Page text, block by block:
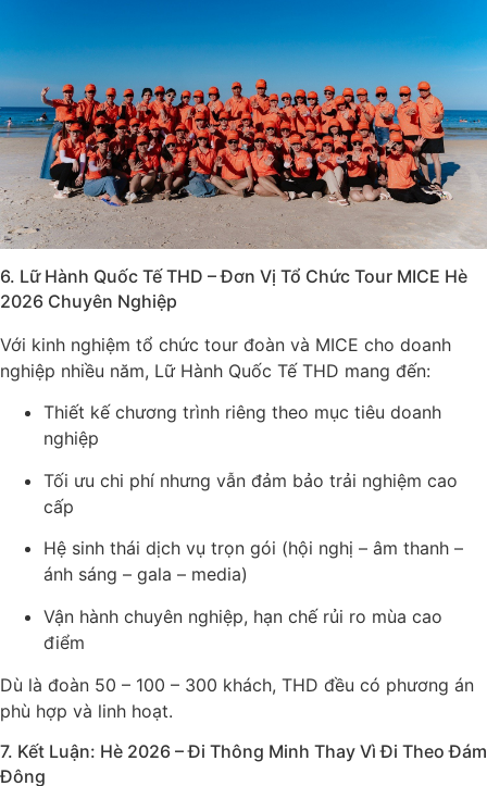
6. Lữ Hành Quốc Tế THD – Đơn Vị Tổ Chức Tour MICE Hè
2026 Chuyên Nghiệp
Với kinh nghiệm tổ chức tour đoàn và MICE cho doanh
nghiệp nhiều năm, Lữ Hành Quốc Tế THD mang đến:
Thiết kế chương trình riêng theo mục tiêu doanh
nghiệp
Tối ưu chi phí nhưng vẫn đảm bảo trải nghiệm cao
cấp
Hệ sinh thái dịch vụ trọn gói (hội nghị – âm thanh –
ánh sáng – gala – media)
Vận hành chuyên nghiệp, hạn chế rủi ro mùa cao
điểm
Dù là đoàn 50 – 100 – 300 khách, THD đều có phương án
phù hợp và linh hoạt.
7. Kết Luận: Hè 2026 – Đi Thông Minh Thay Vì Đi Theo Đám
Đông